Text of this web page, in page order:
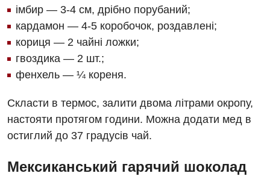
імбир — 3-4 см, дрібно порубаний;
кардамон — 4-5 коробочок, роздавлені;
кориця — 2 чайні ложки;
гвоздика — 2 шт.;
фенхель — ¼ кореня.
Скласти в термос, залити двома літрами окропу,
настояти протягом години. Можна додати мед в
остиглий до 37 градусів чай.
Мексиканський гарячий шоколад